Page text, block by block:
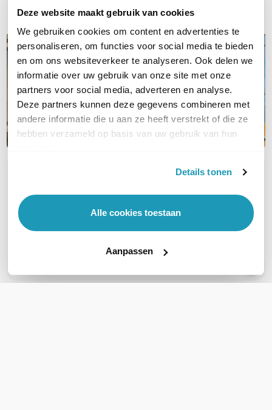
Deze website maakt gebruik van cookies
We gebruiken cookies om content en advertenties te
personaliseren, om functies voor social media te bieden
en om ons websiteverkeer te analyseren. Ook delen we
informatie over uw gebruik van onze site met onze
partners voor social media, adverteren en analyse.
Deze partners kunnen deze gegevens combineren met
andere informatie die u aan ze heeft verstrekt of die ze
hebben verzameld op basis van uw gebruik van hun
Details tonen
Alle cookies toestaan
Aanpassen
E-mail
Veelgestelde vragen
Geen vragen gevonden